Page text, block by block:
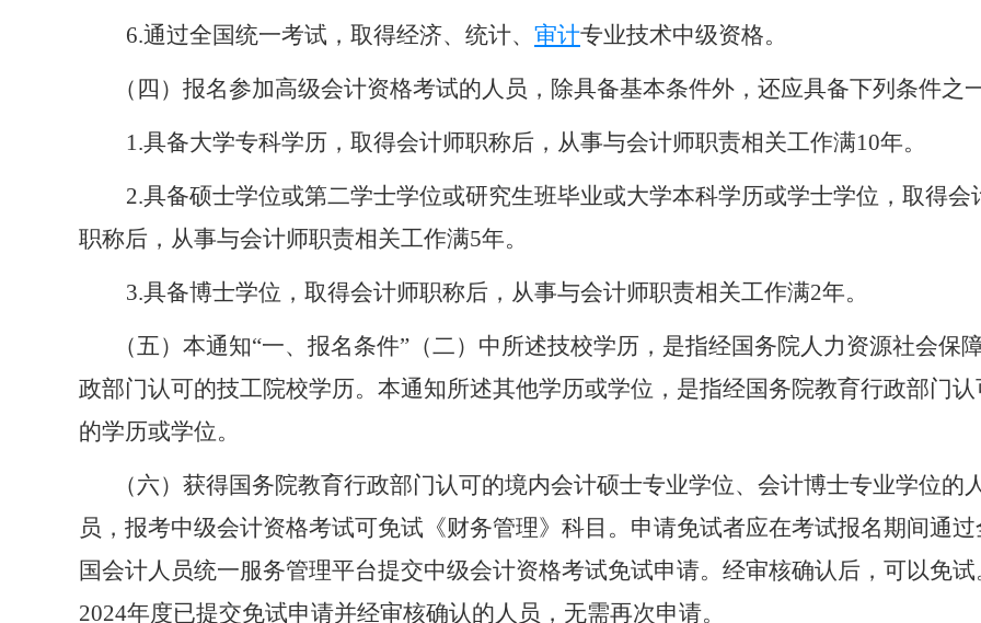
6.通过全国统一考试，取得经济、统计、 审计专业技术中级资格。
（ 四 ） 报名参加高级会计资格考试的人员，除具备基本条件外，还应具备下列条件之
1.具备大学专科学历，取得会计师职称后，从事与会计师职责相关工作满10年。
2.具备硕士学位或第二学士学位或研究生班毕业或大学本科学历或学士学位，取得会
职称后，从事与会计师职责相关工作满5年。
3.具备博士学位，取得会计师职称后，从事与会计师职责相关工作满2年。
（五） 本通知“一、报名条件”（二）中所述技校学历，是指经国务院人力资源社会保
政部门认可的技工院校学历。本通知所述其他学历或学位，是指经国务院教育行政部门认
的学历或学位。
（六） 获得国务院教育行政部门认可的境内会计硕士专业学位、会计博士专业学位的
员，报考中级会计资格考试可免试《财务管理》科目。申请免试者应在考试报名期间通过
国会计人员统一服务管理平台提交中级会计资格考试免试申请。经审核确认后，可以免试
2024年度已提交免试申请并经审核确认的人员，无需再次申请。